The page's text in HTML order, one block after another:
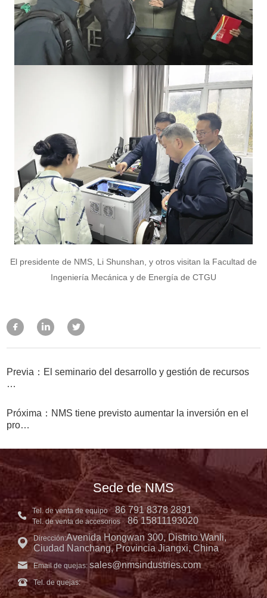
El presidente de NMS, Li Shunshan, y otros visitan la Facultad de
Ingeniería Mecánica y de Energía de CTGU
Previa：El seminario del desarrollo y gestión de recursos
…
Próxima：NMS tiene previsto aumentar la inversión en el
pro…
Sede de NMS
Tel. de venta de equipo 86 791 8378 2891
Tel. de venta de accesorios 86 15811193020
Dirección:Avenida Hongwan 300, Distrito Wanli,
Ciudad Nanchang, Provincia Jiangxi, China
Email de quejas: sales@nmsindustries.com
Tel. de quejas: